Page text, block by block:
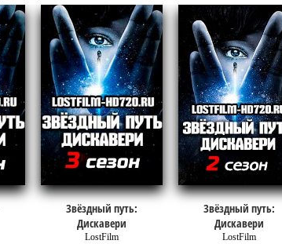
Звёздный путь:
Дискавери
LostFilm
Звёздный путь:
Дискавери
LostFilm